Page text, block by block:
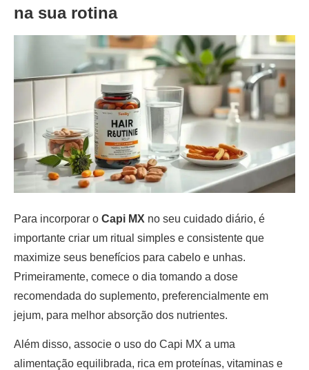
na sua rotina
Para incorporar o Capi MX no seu cuidado diário, é
importante criar um ritual simples e consistente que
maximize seus benefícios para cabelo e unhas.
Primeiramente, comece o dia tomando a dose
recomendada do suplemento, preferencialmente em
jejum, para melhor absorção dos nutrientes.
Além disso, associe o uso do Capi MX a uma
alimentação equilibrada, rica em proteínas, vitaminas e